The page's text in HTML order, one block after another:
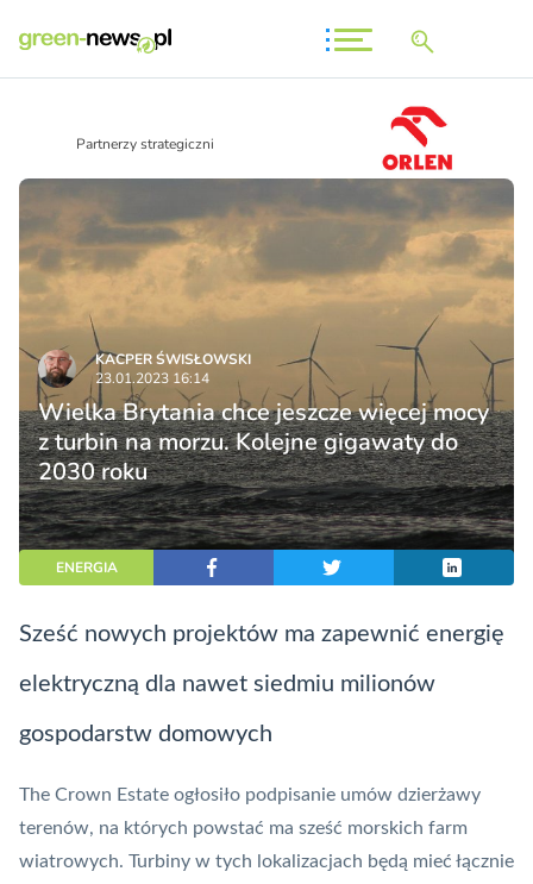
Partnerzy strategiczni
KACPER ŚWISŁO­WSKI
23.01.2023 16:14
Wielka Brytania chce jeszcze więcej mocy
z turbin na morzu. Kolejne gigawaty do
2030 roku
ENERGIA
Sześć nowych projektów ma zapewnić energię
elektryczną dla nawet siedmiu milionów
gospodarstw domowych
The Crown Estate ogłosiło podpisanie umów dzierżawy
terenów, na których powstać ma sześć morskich farm
wiatrowych. Turbiny w tych lokalizacjach będą mieć łącznie